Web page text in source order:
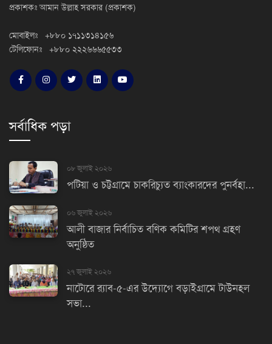
প্রকাশকঃ আমান উল্লাহ সরকার (প্রকাশক)
মোবাইলঃ +৮৮০ ১৭১১৩১৪১৫৬
টেলিফোনঃ +৮৮০ ২২২৬৬৬৫৫৩৩
সর্বাধিক পড়া
০৮ জুলাই ২০২৬
পটিয়া ও চট্টগ্রামে চাকরিচ্যুত ব্যাংকারদের পুনর্বহা...
০৬ জুলাই ২০২৬
আলী বাজার নির্বাচিত বণিক কমিটির শপথ গ্রহণ
অনুষ্ঠিত
২৭ জুলাই ২০২৬
নাটোরে র‌্যাব-৫-এর উদ্যোগে বড়াইগ্রামে টাউনহল
সভা...